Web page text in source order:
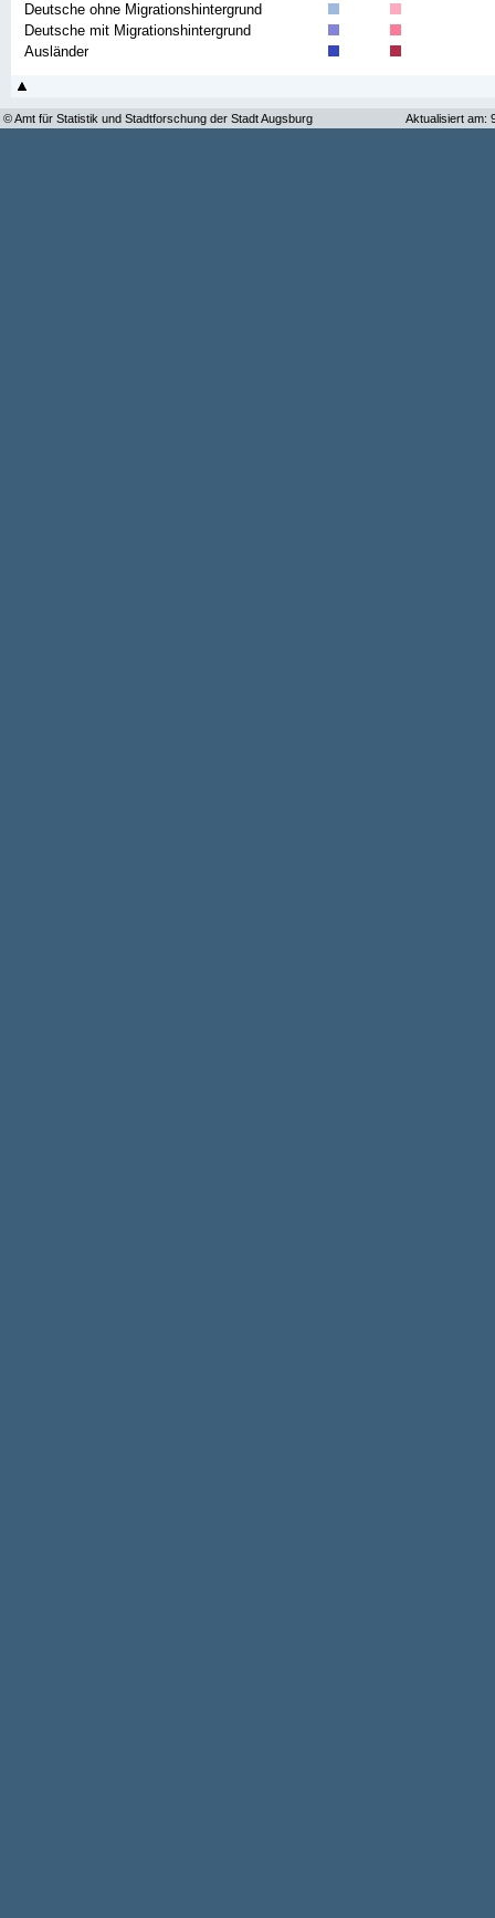
Deutsche ohne Migrationshintergrund
Deutsche mit Migrationshintergrund
Ausländer
© Amt für Statistik und Stadtforschung der Stadt Augsburg Aktualisiert am: